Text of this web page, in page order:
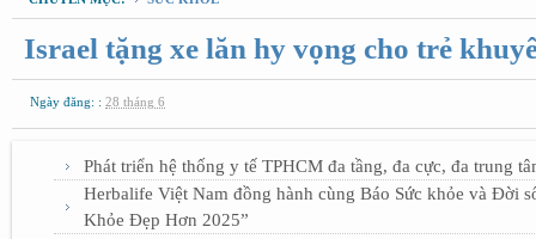
Israel tặng xe lăn hy vọng cho trẻ
Ngày đăng: : 28 tháng 6
Phát triển hệ thống y tế TPHCM đa tầng, đa cực, đa trung
Herbalife Việt Nam đồng hành cùng Báo Sức khỏe và Đời
Khỏe Đẹp Hơn 2025”